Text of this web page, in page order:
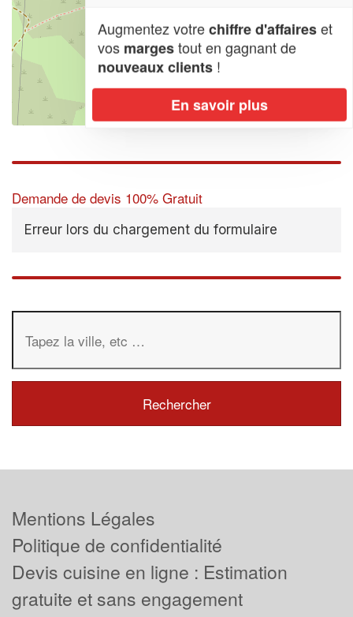
Leaflet| Map data ©OpenStreetMap contributors,CC-BY-SA
Demande de devis 100% Gratuit
Erreur lors du chargement du formulaire
Augmentez votrechiffre d'affaireset
vos margestout en gagnant de
nouveaux clients !
En savoir plus
Mentions Légales
Politique de confidentialité
Devis cuisine en ligne : Estimation
gratuite et sans engagement